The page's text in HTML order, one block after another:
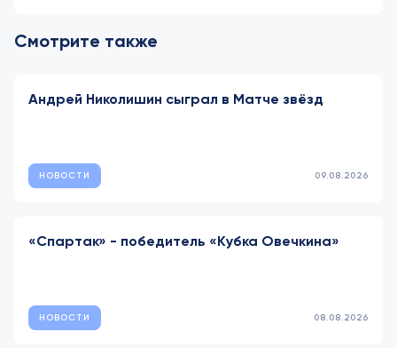
Смотрите также
Андрей Николишин сыграл в Матче звёзд
НОВОСТИ 09.08.2026
«Спартак» - победитель «Кубка Овечкина»
НОВОСТИ 08.08.2026